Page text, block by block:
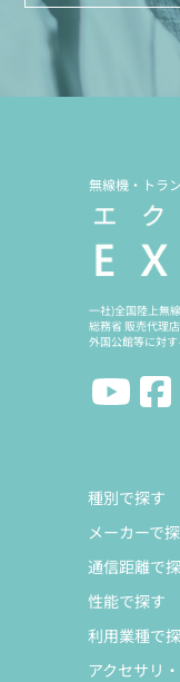
無線機・トラ
一社)全国陸上無
総務省 販売代理
外国公館等に対
種別で探す
メーカーで
通信距離で
性能で探す
利用業種で
アクセサリ